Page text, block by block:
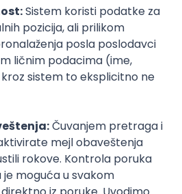
Prijavi se
zajednicu, podižemo
domaćeg IT tržišta rada i
kandidate i poslodavce.